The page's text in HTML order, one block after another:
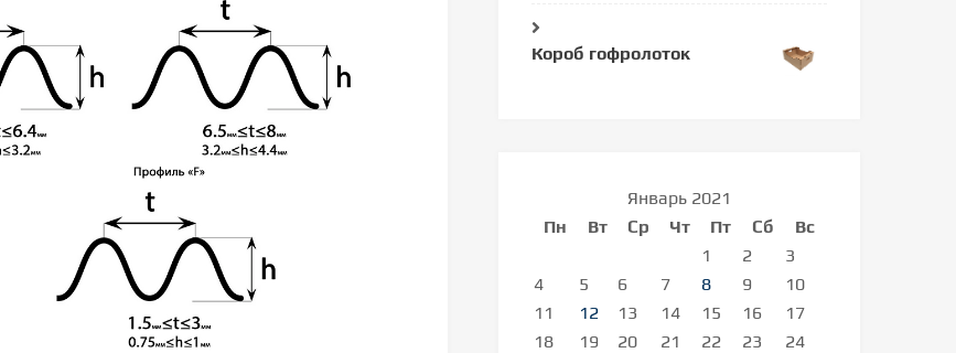
Короб гофролоток
Январь 2021
Пн
Вт Ср Чт Пт Сб
Вс
1
2
3
4
5 6 7 8 9
10
11
12 13 14 15 16
17
18
19 20 21 22 23
24